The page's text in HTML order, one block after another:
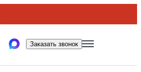
Заказать звонок